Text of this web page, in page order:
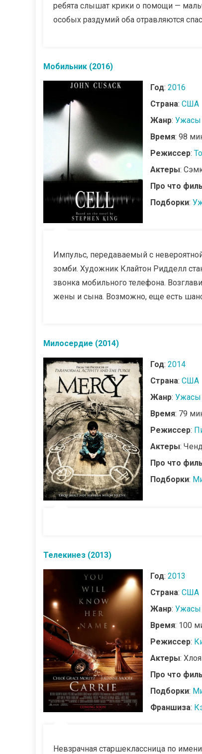
ребята слышат крики о помощи —
особых раздумий оба отравляются
Мобильник (2016)
Год: 2016
Страна: США
Жанр: Ужасы
Время: 98
Режиссер:
Актеры:
Про что
Подборки:
Импульс, передаваемый с
зомби. Художник Клайтон Ридделл
звонка мобильного телефона.
жены и сына. Возможно, еще есть шанс
Милосердие (2014)
Год: 2014
Страна: США
Жанр: Ужасы
Время: 79
Режиссер:
Актеры:
Про что
Подборки:
Телекинез (2013)
Год: 2013
Страна: США
Жанр: Ужасы
Время: 100
Режиссер:
Актеры:
Про что
Подборки:
Франшиза:
Невзрачная старшеклассница по